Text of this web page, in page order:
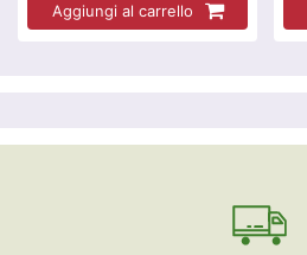
Aggiungi al carrello